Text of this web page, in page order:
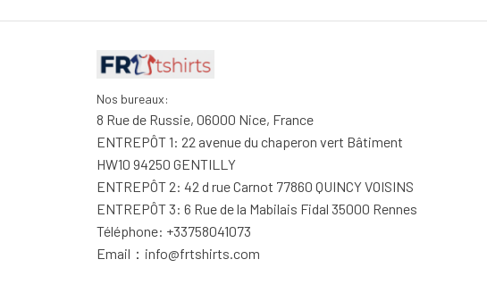
Nos bureaux:
8 Rue de Russie, 06000 Nice, France
ENTREPÔT 1: 22 avenue du chaperon vert Bâtiment
HW10 94250 GENTILLY
ENTREPÔT 2: 42 d rue Carnot 77860 QUINCY VOISINS
ENTREPÔT 3: 6 Rue de la Mabilais Fidal 35000 Rennes
Téléphone: +33758041073
Email： info@frtshirts.com